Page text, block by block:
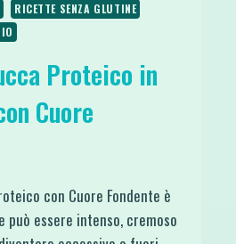
RICETTE SENZA GLUTINE
Proteico in
Cuore
con Cuore Fondente è
può essere intenso, cremoso